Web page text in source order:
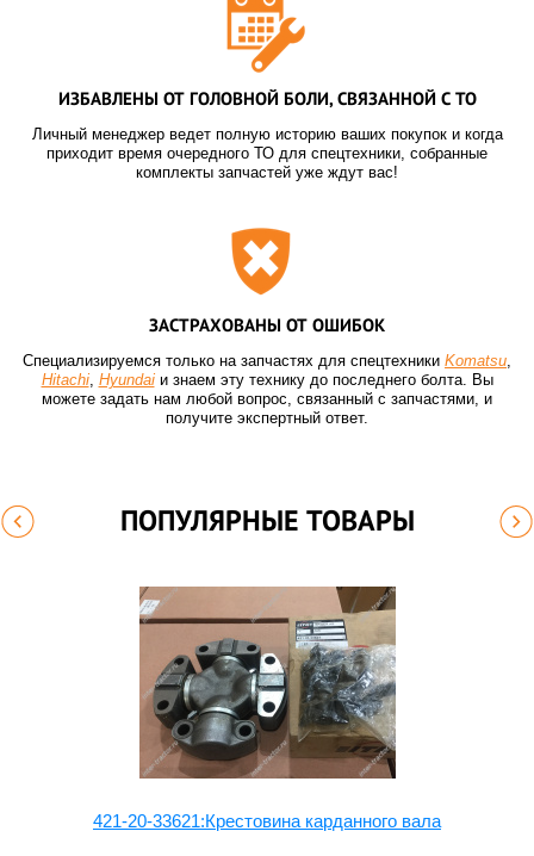
ИЗБАВЛЕНЫ ОТ ГОЛОВНОЙ БОЛИ, СВЯЗАННОЙ С ТО
Личный менеджер ведет полную историю ваших покупок и когда
приходит время очередного ТО для спецтехники, собранные
комплекты запчастей уже ждут вас!
ЗАСТРАХОВАНЫ ОТ ОШИБОК
Специализируемся только на запчастях для спецтехники Komatsu,
Hitachi, Hyundaiи знаем эту технику до последнего болта. Вы
можете задать нам любой вопрос, связанный с запчастями, и
получите экспертный ответ.
ПОПУЛЯРНЫЕ ТОВАРЫ
421-20-33621:Крестовина карданного вала